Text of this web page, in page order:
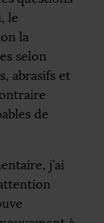
le
la
selon
abrasifs et
de
j’ai